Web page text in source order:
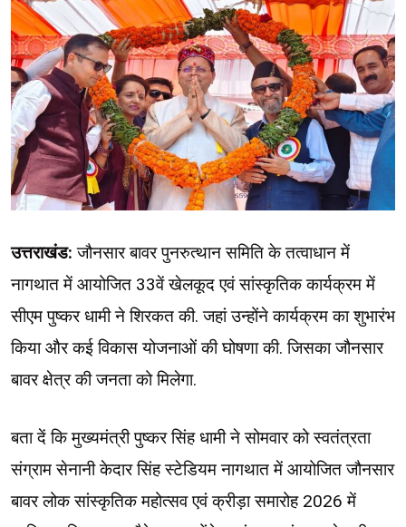
उत्तराखंड: जौनसार बावर पुनरुत्थान समिति के तत्वाधान में
नागथात में आयोजित 33वें खेलकूद एवं सांस्कृतिक कार्यक्रम में
सीएम पुष्कर धामी ने शिरकत की. जहां उन्होंने कार्यक्रम का शुभारंभ
किया और कई विकास योजनाओं की घोषणा की. जिसका जौनसार
बावर क्षेत्र की जनता को मिलेगा.
बता दें कि मुख्यमंत्री पुष्कर सिंह धामी ने सोमवार को स्वतंत्रता
संग्राम सेनानी केदार सिंह स्टेडियम नागथात में आयोजित जौनसार
बावर लोक सांस्कृतिक महोत्सव एवं क्रीड़ा समारोह 2026 में